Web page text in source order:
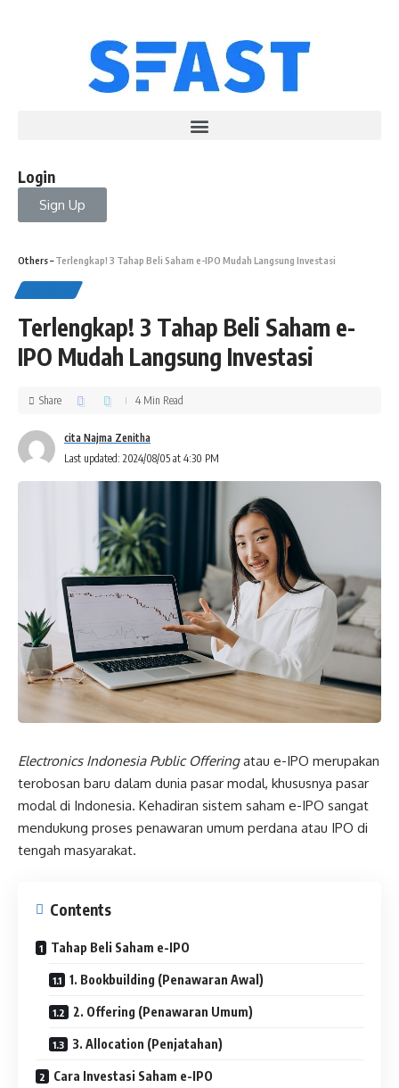
Login
Sign Up
Others–Terlengkap! 3 Tahap Beli Saham e-IPO Mudah Langsung Investasi
Terlengkap! 3 Tahap Beli Saham e-
IPO Mudah Langsung Investasi
Last updated: 2024/08/05 at 4:30 PM
cita Najma Zenitha
Share 4 Min Read
Electronics Indonesia Public Offeringatau e-IPO merupakan
terobosan baru dalam dunia pasar modal, khususnya pasar
modal di Indonesia. Kehadiran sistem saham e-IPO sangat
mendukung proses penawaran umum perdana atau IPO di
tengah masyarakat.
Contents
Tahap Beli Saham e-IPO
1. Bookbuilding (Penawaran Awal)
2. Offering (Penawaran Umum)
3. Allocation (Penjatahan)
Cara Investasi Saham e-IPO